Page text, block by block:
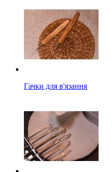
Гачки для в'язання